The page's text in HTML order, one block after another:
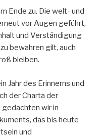
Ende zu. Die welt- und
vor Augen geführt,
und Verständigung
bewahren gilt, auch
bleiben.
Jahr des Erinnerns und
der Charta der
wir in
das bis heute
und